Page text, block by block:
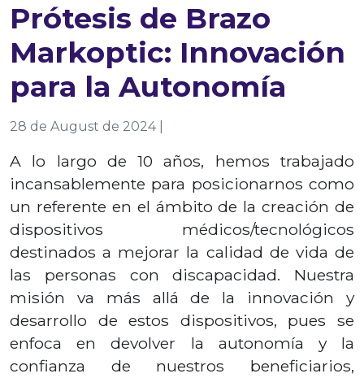
Prótesis de Brazo
Markoptic: Innovación
para la Autonomía
28 de August de 2024 |
A lo largo de 10 años, hemos trabajado
incansablemente para posicionarnos como
un referente en el ámbito de la creación de
dispositivos médicos/tecnológicos
destinados a mejorar la calidad de vida de
las personas con discapacidad. Nuestra
misión va más allá de la innovación y
desarrollo de estos dispositivos, pues se
enfoca en devolver la autonomía y la
confianza de nuestros beneficiarios,